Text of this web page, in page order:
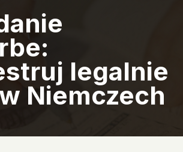
legalnie
Niemczech